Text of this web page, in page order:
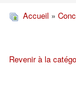
Accueil »
Revenir à la